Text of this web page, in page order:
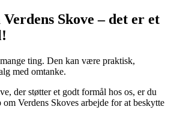
Skove – det er et
ting. Den kan være praktisk,
med omtanke.
der støtter et godt formål hos os, er du
Verdens Skoves arbejde for at beskytte